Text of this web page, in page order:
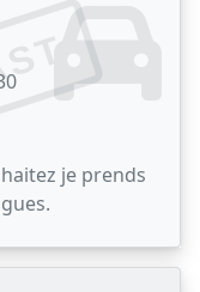
je prends